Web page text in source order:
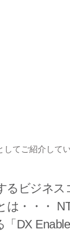
してご紹介して
ビジネ
は・・・
DX